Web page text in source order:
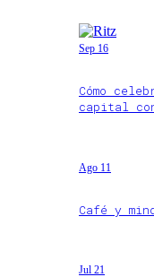
Sep 16
Cómo
capital
Ago 11
Café y
Jul 21